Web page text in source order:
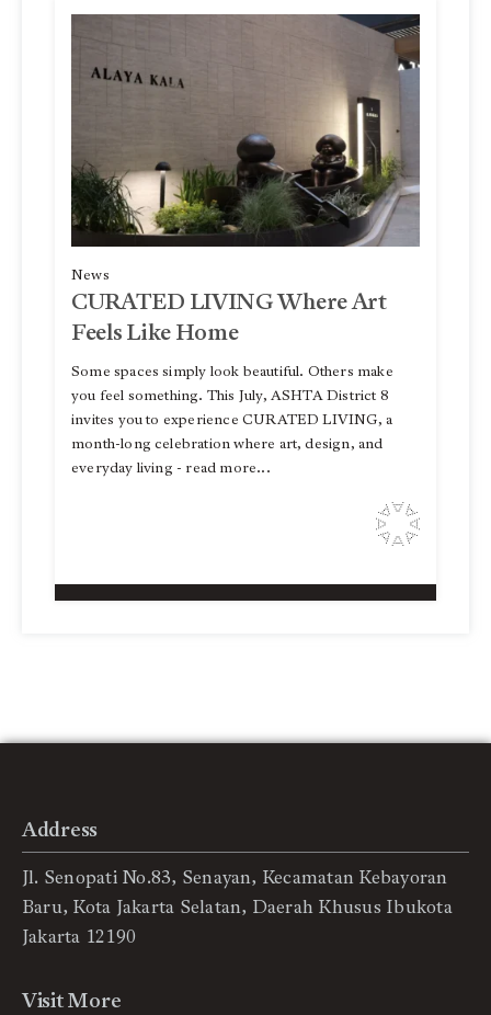
News
CURATED LIVING Where Art
Feels Like Home
Some spaces simply look beautiful. Others make
you feel something. This July, ASHTA District 8
invites you to experience CURATED LIVING, a
month-long celebration where art, design, and
everyday living - read more...
Address
Jl. Senopati No.83, Senayan, Kecamatan Kebayoran
Baru, Kota Jakarta Selatan, Daerah Khusus Ibukota
Jakarta 12190
Visit More